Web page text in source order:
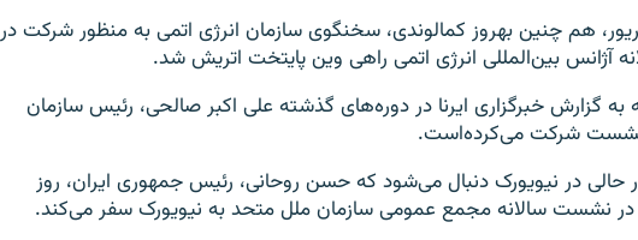
۳۰ شهریور، هم چنین بهروز کمالوندی، سخنگوی سازمان انرژی اتمی به منظور شرکت در
بین‌المللی انرژی اتمی راهی وین پایتخت اتریش شد.
گزارش خبرگزاری ایرنا در دوره‌های گذشته علی اکبر صالحی، رئیس سازمان
نشست شرکت می‌کرده‌است.
در نیویورک دنبال می‌شود که حسن روحانی، رئیس جمهوری ایران، روز
نشست سالانه مجمع عمومی سازمان ملل متحد به نیویورک سفر می‌کند.